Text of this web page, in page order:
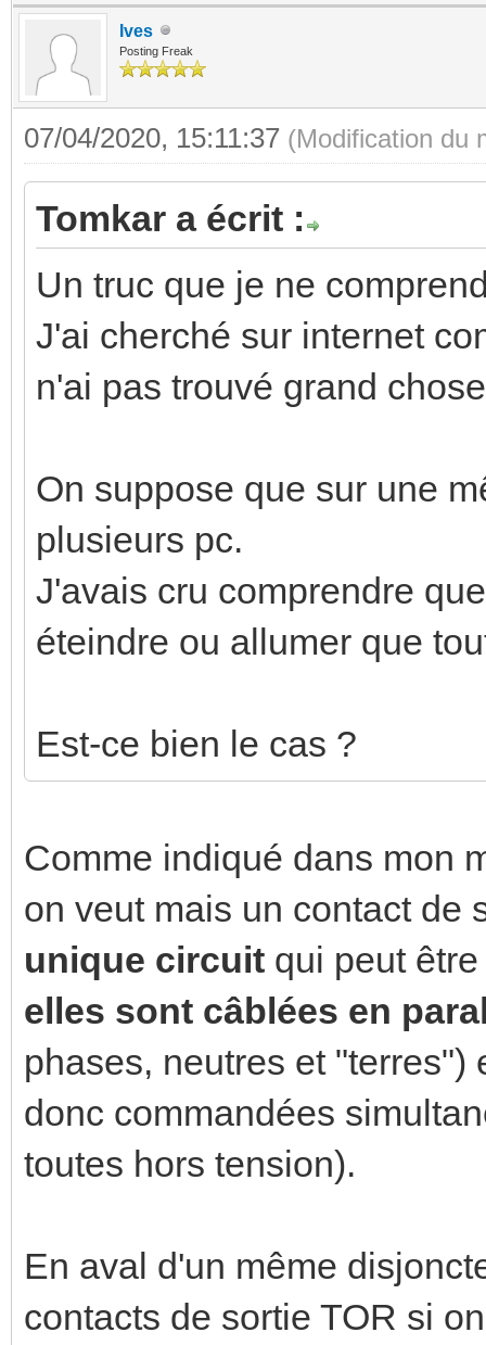
Ives
Posting Freak
07/04/2020, 15:11:37 (Modification du
Tomkar a écrit :
Un truc que je ne
J'ai cherché sur internet
n'ai pas trouvé grand
On suppose que sur une
plusieurs pc.
J'avais cru comprendre
éteindre ou allumer que
Est-ce bien le cas ?
Comme indiqué dans mon
on veut mais un contact de
unique circuit qui peut
elles sont câblées en
phases, neutres et
donc commandées
toutes hors tension).
En aval d'un même
contacts de sortie TOR si